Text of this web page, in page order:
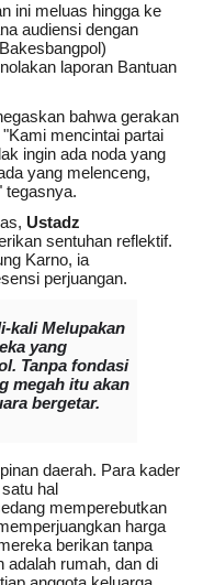
ini meluas hingga ke
audiensi dengan
laporan Bantuan
bahwa gerakan
mencintai partai
ingin ada noda yang
yang melenceng,
tegasnya.
Ustadz
sentuhan reflektif.
Karno, ia
perjuangan.
kali Melupakan
yang
Tanpa fondasi
megah itu akan
bergetar.
daerah. Para kader
hal
memperebutkan
harga
berikan tanpa
adalah rumah, dan di